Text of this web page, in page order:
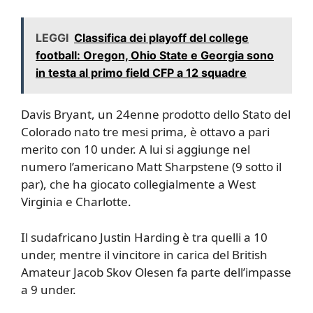
LEGGI Classifica dei playoff del college
football: Oregon, Ohio State e Georgia sono
in testa al primo field CFP a 12 squadre
Davis Bryant, un 24enne prodotto dello Stato del
Colorado nato tre mesi prima, è ottavo a pari
merito con 10 under. A lui si aggiunge nel
numero l’americano Matt Sharpstene (9 sotto il
par), che ha giocato collegialmente a West
Virginia e Charlotte.
Il sudafricano Justin Harding è tra quelli a 10
under, mentre il vincitore in carica del British
Amateur Jacob Skov Olesen fa parte dell’impasse
a 9 under.